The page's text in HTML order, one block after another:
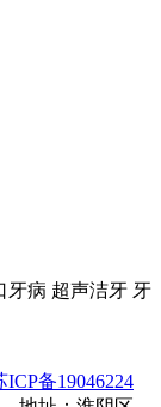
牙病 超声洁牙 牙
ICP备19046224